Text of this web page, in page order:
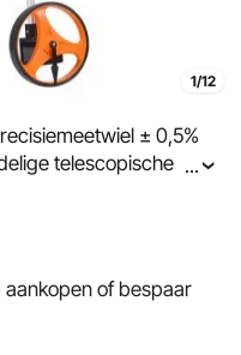
1/12
± 0,5%
telescopische
Afstandsmeter
...
aankopen of bespaar